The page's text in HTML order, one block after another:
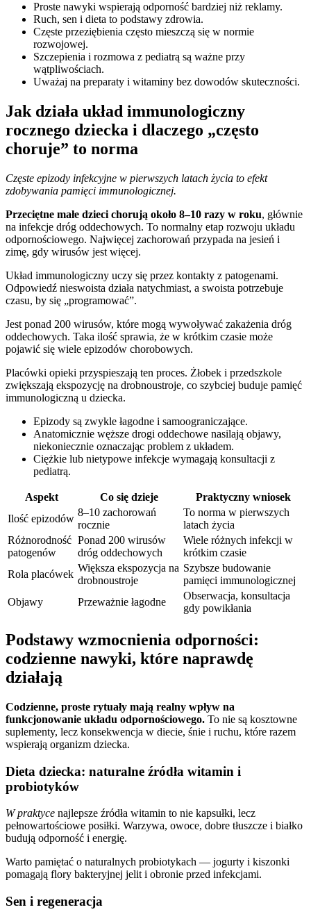
Proste nawyki wspierają odporność bardziej niż reklamy.
Ruch, sen i dieta to podstawy zdrowia.
Częste przeziębienia często mieszczą się w normie
rozwojowej.
Szczepienia i rozmowa z pediatrą są ważne przy
wątpliwościach.
Uważaj na preparaty i witaminy bez dowodów skuteczności.
Jak działa układ immunologiczny
rocznego dziecka i dlaczego „często
choruje” to norma
Częste epizody infekcyjne w pierwszych latach życia to efekt
zdobywania pamięci immunologicznej.
Przeciętne małe dzieci chorują około 8–10 razy w roku, głównie
na infekcje dróg oddechowych. To normalny etap rozwoju układu
odpornościowego. Najwięcej zachorowań przypada na jesień i
zimę, gdy wirusów jest więcej.
Układ immunologiczny uczy się przez kontakty z patogenami.
Odpowiedź nieswoista działa natychmiast, a swoista potrzebuje
czasu, by się „programować”.
Jest ponad 200 wirusów, które mogą wywoływać zakażenia dróg
oddechowych. Taka ilość sprawia, że w krótkim czasie może
pojawić się wiele epizodów chorobowych.
Placówki opieki przyspieszają ten proces. Żłobek i przedszkole
zwiększają ekspozycję na drobnoustroje, co szybciej buduje pamięć
immunologiczną u dziecka.
Epizody są zwykle łagodne i samoograniczające.
Anatomicznie węższe drogi oddechowe nasilają objawy,
niekoniecznie oznaczając problem z układem.
Ciężkie lub nietypowe infekcje wymagają konsultacji z
pediatrą.
Aspekt Co się dzieje
Praktyczny wniosek
Ilość epizodów
8–10 zachorowań
rocznie
To norma w pierwszych
latach życia
Różnorodność
patogenów
Ponad 200 wirusów
dróg oddechowych
Wiele różnych infekcji w
krótkim czasie
Rola placówek
Większa ekspozycja na
drobnoustroje
Szybsze budowanie
pamięci immunologicznej
Objawy
Przeważnie łagodne
Obserwacja, konsultacja
gdy powikłania
Podstawy wzmocnienia odporności:
codzienne nawyki, które naprawdę
działają
Codzienne, proste rytuały mają realny wpływ na
funkcjonowanie układu odpornościowego. To nie są kosztowne
suplementy, lecz konsekwencja w diecie, śnie i ruchu, które razem
wspierają organizm dziecka.
Dieta dziecka: naturalne źródła witamin i
probiotyków
W praktyce najlepsze źródła witamin to nie kapsułki, lecz
pełnowartościowe posiłki. Warzywa, owoce, dobre tłuszcze i białko
budują odporność i energię.
Warto pamiętać o naturalnych probiotykach — jogurty i kiszonki
pomagają flory bakteryjnej jelit i obronie przed infekcjami.
Sen i regeneracja